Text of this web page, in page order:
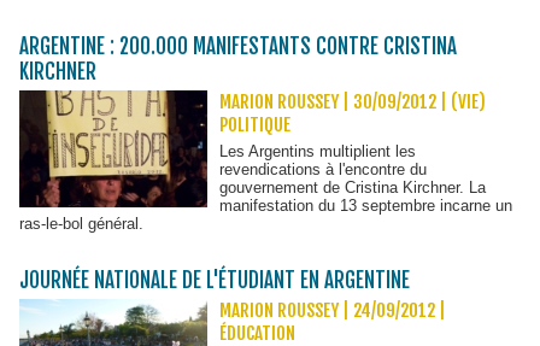
ARGENTINE : 200.000 MANIFESTANTS CONTRE CRISTINA
KIRCHNER
MARION ROUSSEY | 30/09/2012
(VIE)
POLITIQUE
Les Argentins multiplient les
revendications à l'encontre du
gouvernement de Cristina Kirchner. La
manifestation du 13 septembre incarne un
ras-le-bol général.
JOURNÉE NATIONALE DE L'ÉTUDIANT EN ARGENTINE
MARION ROUSSEY | 24/09/2012
ÉDUCATION